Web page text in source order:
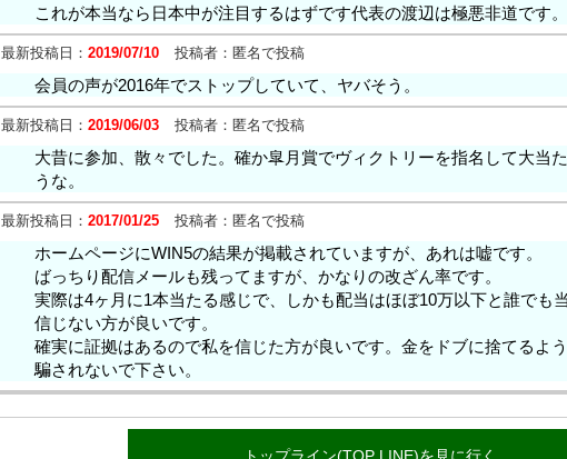
これが本当なら日本中が注目するはずです代表の渡辺は極悪非道です。
最新投稿日： 2019/07/10 投稿者： 匿名で投稿
会員の声が2016年でストップしていて、ヤバそう。
最新投稿日： 2019/06/03 投稿者： 匿名で投稿
大昔に参加、散々でした。確か皐月賞でヴィクトリーを指名して大当
うな。
最新投稿日： 2017/01/25 投稿者： 匿名で投稿
ホームページにWIN5の結果が掲載されていますが、あれは嘘です。
ばっちり配信メールも残ってますが、かなりの改ざん率です。
実際は4ヶ月に1本当たる感じで、しかも配当はほぼ10万以下と誰でも
信じない方が良いです。
確実に証拠はあるので私を信じた方が良いです。金をドブに捨てるよう
騙されないで下さい。
トップライン(TOP LINE)を見に行く